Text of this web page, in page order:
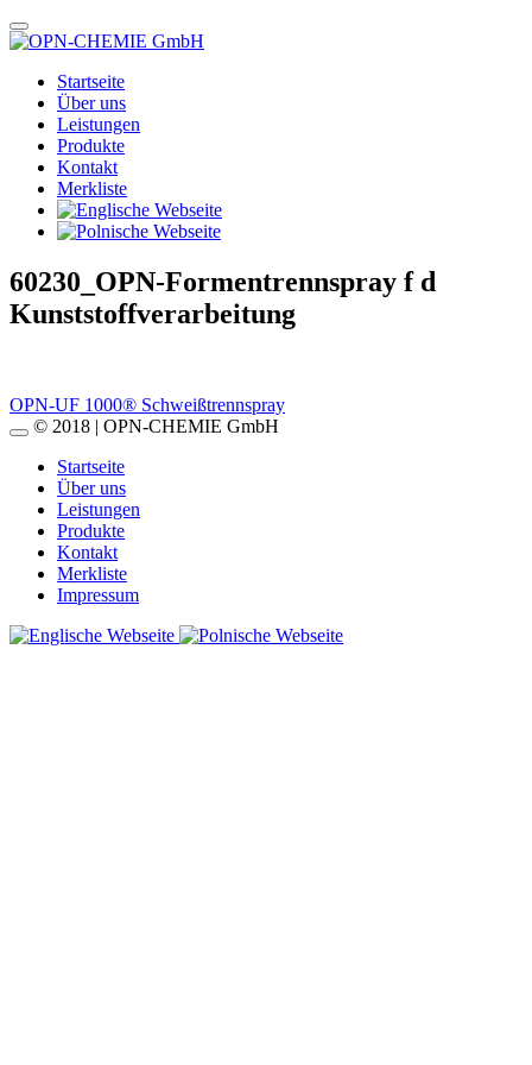
Startseite
Über uns
Leistungen
Produkte
Kontakt
Merkliste
60230_OPN-Formentrennspray f d
Kunststoffverarbeitung
Beitragsnavigation
OPN-UF 1000® Schweißtrennspray
© 2018 | OPN-CHEMIE GmbH
Startseite
Über uns
Leistungen
Produkte
Kontakt
Merkliste
Impressum